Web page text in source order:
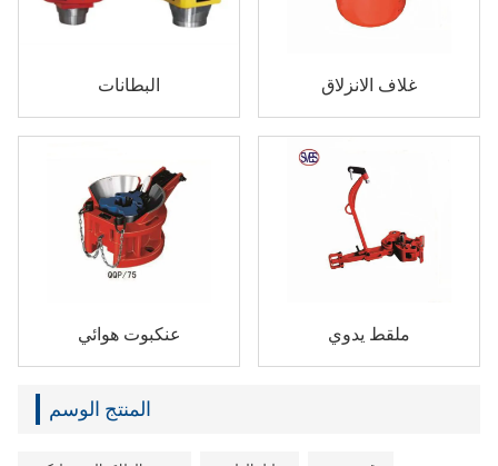
البطانات غلاف الانزلاق
عنكبوت هوائي ملقط يدوي
المنتج الوسم